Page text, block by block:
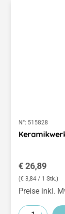
N°: 515828
Regulärer
€ 26,89
(€ 3,84 / 1 Stk.)
Preise inkl.